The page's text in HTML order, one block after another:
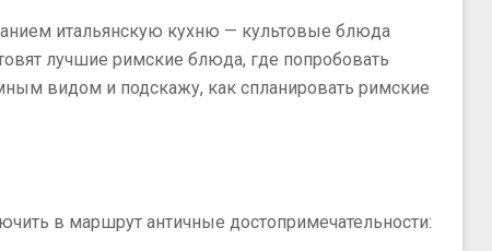
итальянскую кухню — культовые блюда
лучшие римские блюда, где попробовать
видом и подскажу, как спланировать римские
в маршрут античные достопримечательности: